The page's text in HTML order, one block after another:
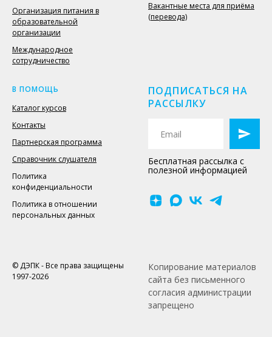
Организация питания в
образовательной
организации
Международное
сотрудничество
Вакантные места для приёма
(перевода)
В ПОМОЩЬ
Каталог курсов
Контакты
Партнерская программа
Справочник слушателя
Политика
конфиденциальности
Политика в отношении
персональных данных
ПОДПИСАТЬСЯ НА
РАССЫЛКУ
Бесплатная рассылка с
полезной информацией
© ДЭПК - Все права защищены
1997-2026
Копирование материалов
сайта без письменного
согласия администрации
запрещено